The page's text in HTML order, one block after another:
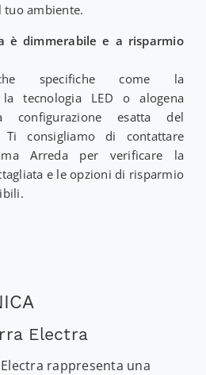
ambiente.
è dimmerabile e a risparmio
specifiche come la
tecnologia LED o alogena
configurazione esatta del
Ti consigliamo di contattare
Arreda per verificare la
e le opzioni di risparmio
Electra
rappresenta una